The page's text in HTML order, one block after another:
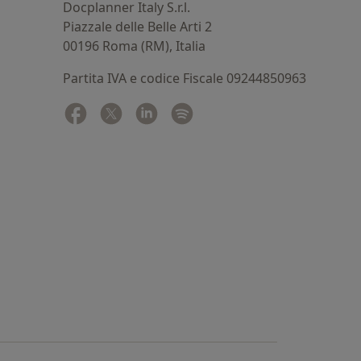
Docplanner Italy S.r.l.
Piazzale delle Belle Arti 2
00196 Roma (RM), Italia
Partita IVA e codice Fiscale 09244850963
Facebook
si apre in una nuova scheda
Twitter
si apre in una nuova scheda
Linkedin
si apre in una nuova scheda